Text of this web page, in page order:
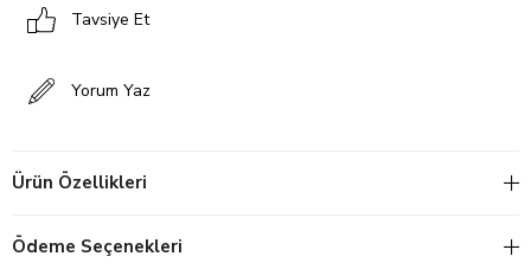
Tavsiye Et
Yorum Yaz
Ürün Özellikleri
Ödeme Seçenekleri